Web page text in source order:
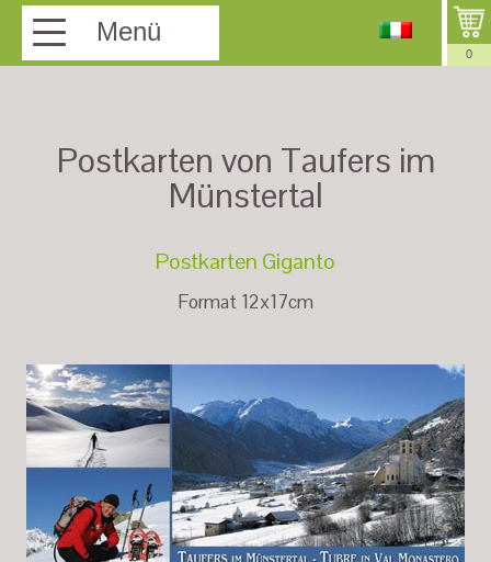
Menü
0
Postkarten von Taufers im
Münstertal
Postkarten Giganto
Format 12x17cm